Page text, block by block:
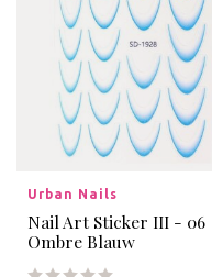
Urban Nails
Nail Art Sticker III - 06
Ombre Blauw